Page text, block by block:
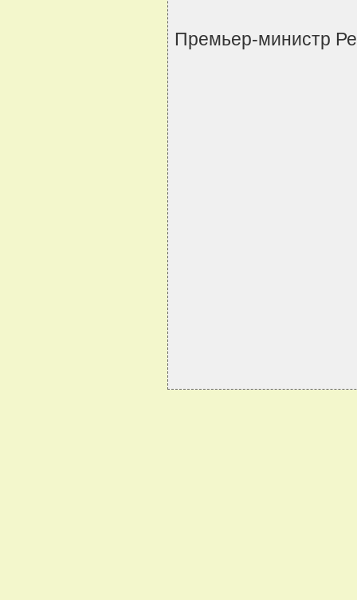
Премьер-министр